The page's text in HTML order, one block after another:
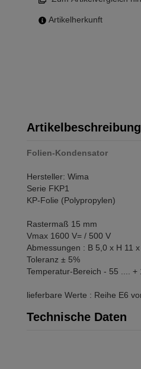
Artikelherkunft
Artikelbeschreibung
Folien-Kondensator
Hersteller: Wima
Serie FKP1
KP-Folie (Polypropylen)
Rastermaß 15 mm
Vmax 1600 V= / 500 V
Abmessungen : B 5,0 x H 11
Toleranz ± 5%
Temperatur-Bereich - 55 .... +
lieferbare Werte : Reihe E6
Technische Daten